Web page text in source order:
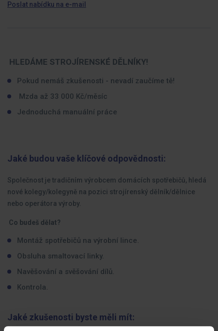
Poslat nabídku na e-mail
HLEDÁME STROJÍRENSKÉ DĚLNÍKY!
Pokud nemáš zkušenosti - nevadí zaučíme tě!
Mzda až 33 000 Kč/měsíc
Jednoduchá manuální práce
Jaké budou vaše klíčové odpovědnosti:
Společnost je tradičním výrobcem domácích spotřebičů, hledá
nové kolegy/kolegyně na pozici strojírenský dělník/dělnice
nebo operátora výroby.
Co budeš dělat?
Montáž spotřebičů na výrobní lince.
Obsluha smaltovací linky.
Navěšování a svěšování dílů.
Kontrola.
Jaké zkušenosti byste měli mít: